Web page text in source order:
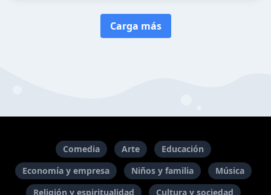
Carga más
Comedia Arte
Educación
Economía y empresa
Niños y familia
Música
Religión y espiritualidad
Cultura y sociedad